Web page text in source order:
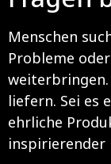
Menschen
Probleme
weiterbringen.
liefern. Sei es
ehrliche
inspirierender